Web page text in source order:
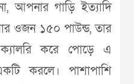
আপনার গাড়ি ইত্যাদি
ওজন ১৫০ পাউন্ড, তার
করে পোড়ে এ
করলে। পাশাপাশি